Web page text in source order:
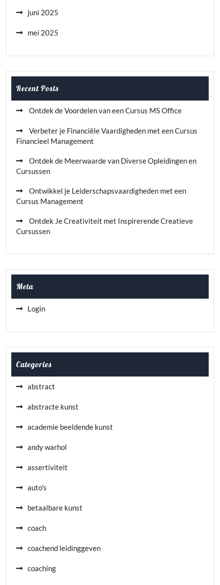
juni 2025
mei 2025
Recent Posts
Ontdek de Voordelen van een Cursus MS Office
Verbeter je Financiële Vaardigheden met een Cursus
Financieel Management
Ontdek de Meerwaarde van Diverse Opleidingen en
Cursussen
Ontwikkel je Leiderschapsvaardigheden met een
Cursus Management
Ontdek Je Creativiteit met Inspirerende Creatieve
Cursussen
Meta
Login
Categories
abstract
abstracte kunst
academie beeldende kunst
andy warhol
assertiviteit
auto's
betaalbare kunst
coach
coachend leidinggeven
coaching